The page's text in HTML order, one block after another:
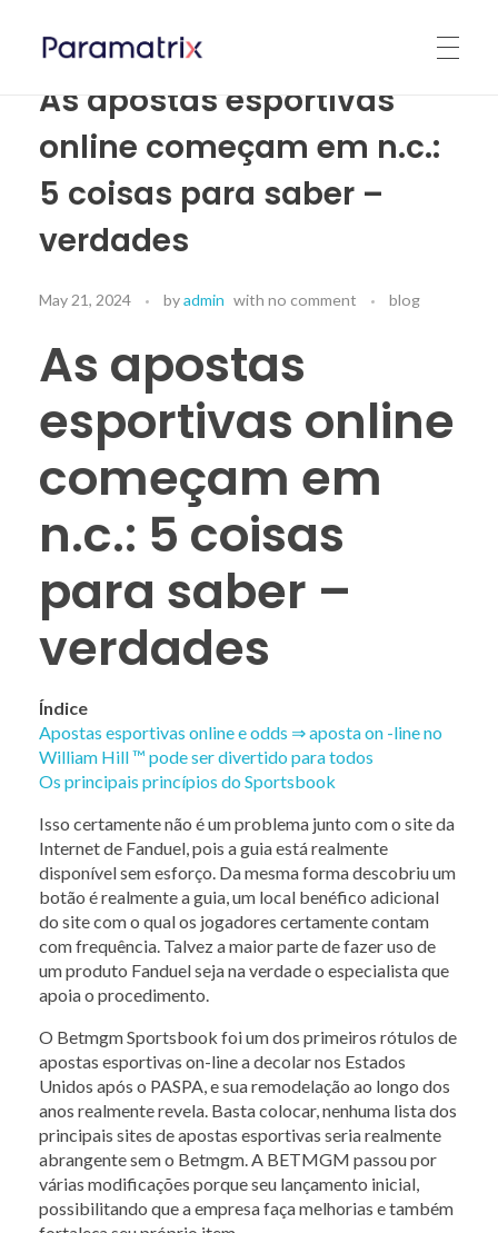
Applepara
IPHONE
IWATCH
AIRPODS
CONTACT US
As apostas esportivas
online começam em n.c.:
5 coisas para saber –
verdades
May 21, 2024 byadmin with no comment blog
As apostas
esportivas online
começam em
n.c.: 5 coisas
para saber –
verdades
Índice
Apostas esportivas online e odds ⇒ aposta on -line no
William Hill ™ pode ser divertido para todos
Os principais princípios do Sportsbook
Isso certamente não é um problema junto com o site da
Internet de Fanduel, pois a guia está realmente
disponível sem esforço. Da mesma forma descobriu um
botão é realmente a guia, um local benéfico adicional
do site com o qual os jogadores certamente contam
com frequência. Talvez a maior parte de fazer uso de
um produto Fanduel seja na verdade o especialista que
apoia o procedimento.
O Betmgm Sportsbook foi um dos primeiros rótulos de
apostas esportivas on-line a decolar nos Estados
Unidos após o PASPA, e sua remodelação ao longo dos
anos realmente revela. Basta colocar, nenhuma lista dos
principais sites de apostas esportivas seria realmente
abrangente sem o Betmgm. A BETMGM passou por
várias modificações porque seu lançamento inicial,
possibilitando que a empresa faça melhorias e também